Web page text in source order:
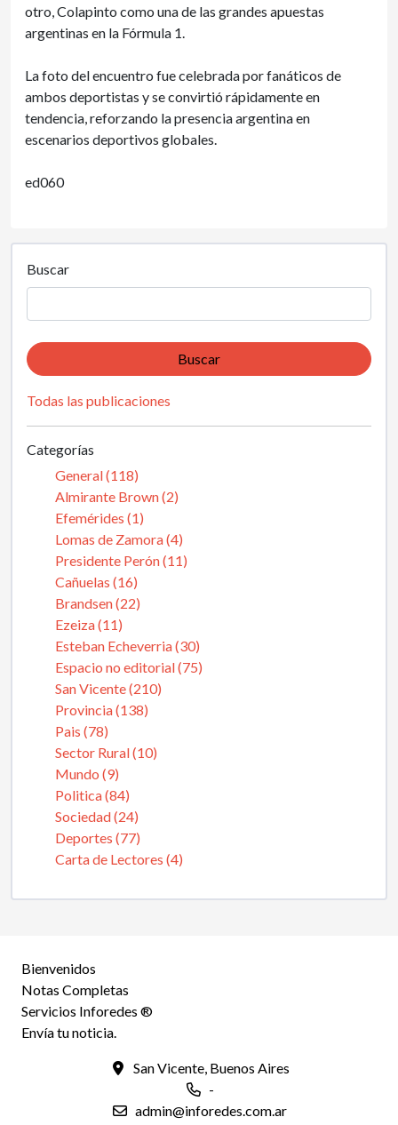
otro, Colapinto como una de las grandes apuestas
argentinas en la Fórmula 1.
La foto del encuentro fue celebrada por fanáticos de
ambos deportistas y se convirtió rápidamente en
tendencia, reforzando la presencia argentina en
escenarios deportivos globales.
ed060
Buscar
Buscar
Todas las publicaciones
Categorías
General (118)
Almirante Brown (2)
Efemérides (1)
Lomas de Zamora (4)
Presidente Perón (11)
Cañuelas (16)
Brandsen (22)
Ezeiza (11)
Esteban Echeverria (30)
Espacio no editorial (75)
San Vicente (210)
Provincia (138)
Pais (78)
Sector Rural (10)
Mundo (9)
Politica (84)
Sociedad (24)
Deportes (77)
Carta de Lectores (4)
Bienvenidos
Notas Completas
Servicios Inforedes ®
Envía tu noticia.
San Vicente, Buenos Aires
-
admin@inforedes.com.ar